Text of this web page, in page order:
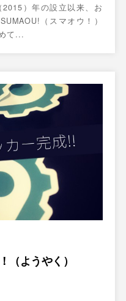
）年の設立以来、お
（スマオウ！）
て...
（ようやく）